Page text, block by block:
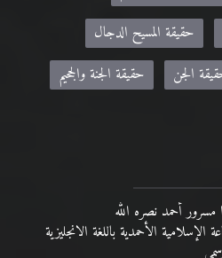
حقيقة المسيح الدجال
الجن
حقيقة الجنة والجحيم